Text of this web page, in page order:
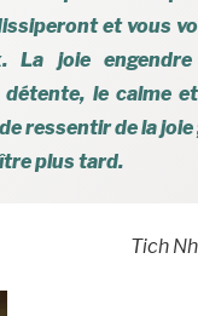
et vous
La joie
le calme
ressentir de la joie
plus tard.
Tich